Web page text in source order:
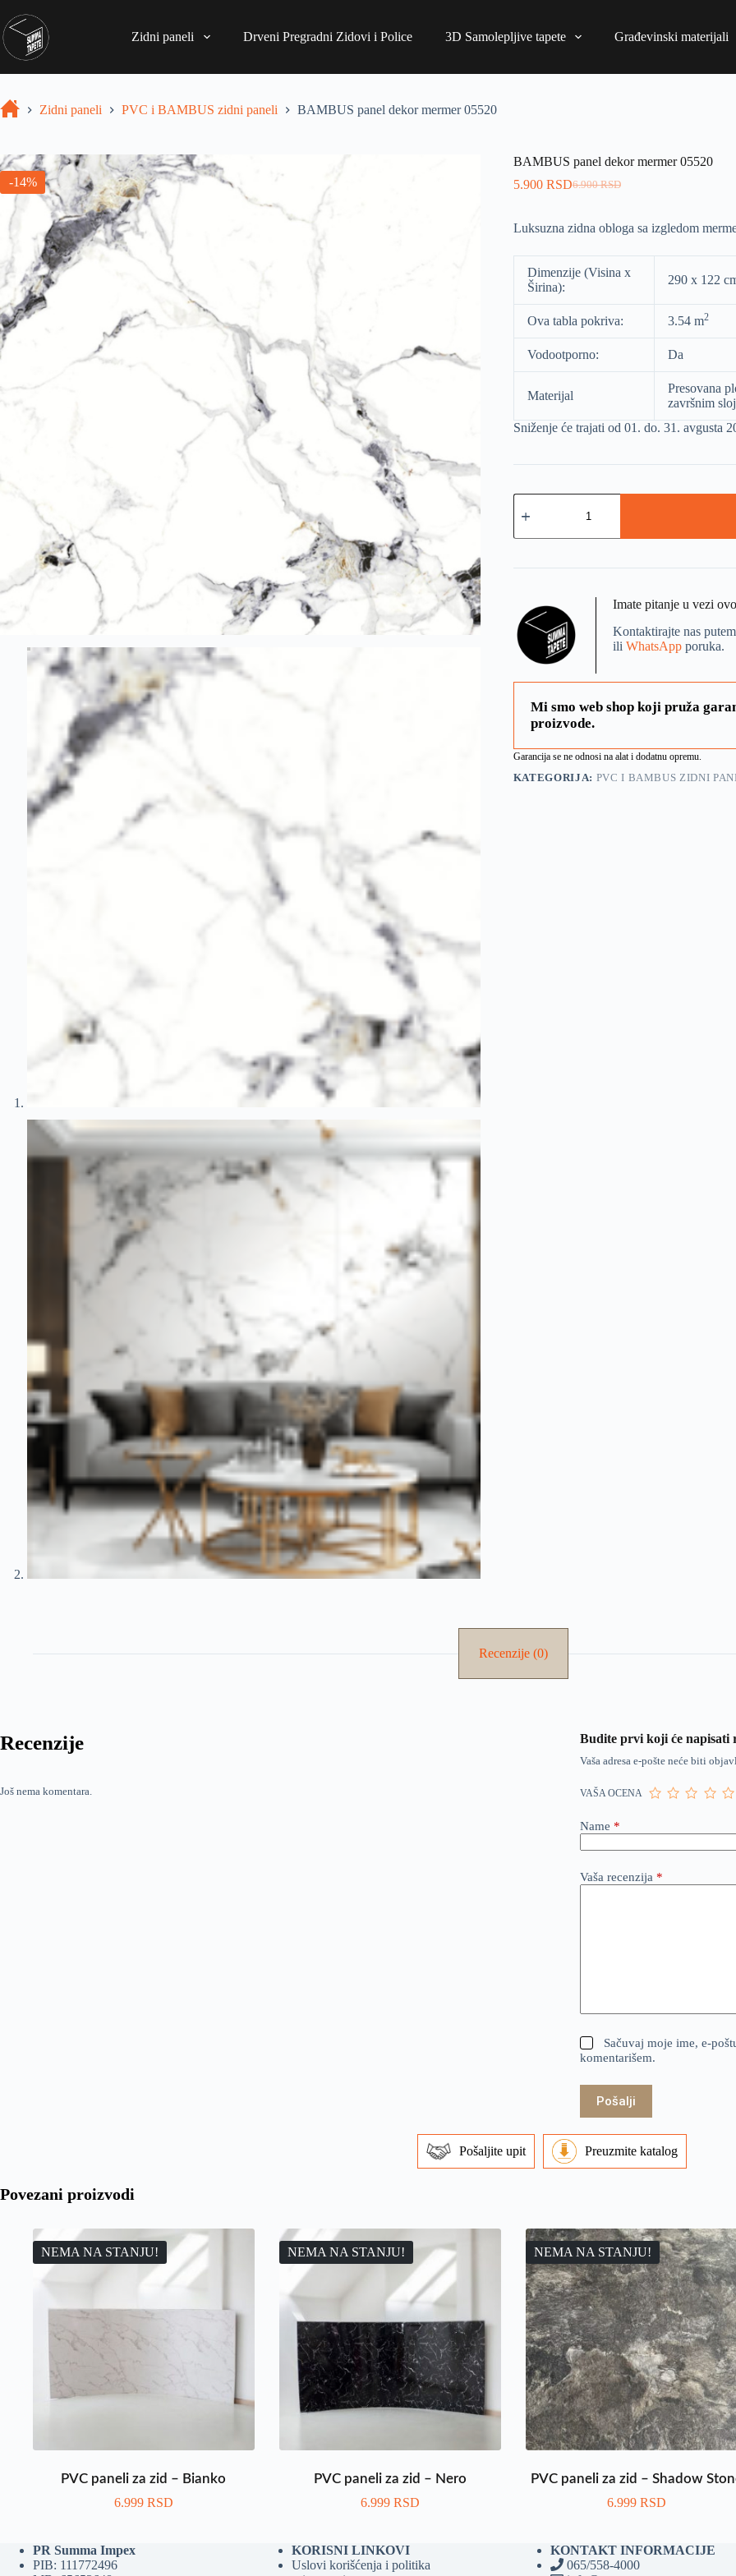
Zidni paneli Drveni Pregradni Zidovi i Police 3D Samolepljive tapete Građevinski materijali
Zidni paneli PVC i BAMBUS zidni paneli BAMBUS panel dekor mermer 05520
-14%
BAMBUS panel dekor mermer 05520
6.900RSD
5.900 RSD
Luksuzna zidna obloga sa izgledom
Dimenzije (Visina x
Širina):
290 x 122
Ova tabla pokriva: 3.54 m2
Vodootporno: Da
Materijal
Presovana
završnim
Sniženje će trajati od 01. do. 31. avgusta
Imate pitanje u vezi
Kontaktirajte nas
ili WhatsApp poruka.
Mi smo web shop koji pruža
proizvode.
Garancija se ne odnosi na alat i dodatnu opremu.
KATEGORIJA: PVC I BAMBUS ZIDNI
Recenzije (0)
Recenzije
Još nema komentara.
Budite prvi koji će napisati
Vaša adresa e-pošte neće biti
VAŠA OCENA
Name *
Vaša recenzija *
Sačuvaj moje ime, e-
komentarišem.
Pošalji
Pošaljite upit Preuzmite katalog
Povezani proizvodi
NEMA NA STANJU!
PVC paneli za zid – Bianko
6.999 RSD
NEMA NA STANJU!
PVC paneli za zid – Nero
6.999 RSD
NEMA NA STANJU!
PVC paneli za zid – Shadow
6.999 RSD
PR Summa Impex
PIB: 111772496
KORISNI LINKOVI
Uslovi korišćenja i politika
KONTAKT INFORMACIJE
065/558-4000